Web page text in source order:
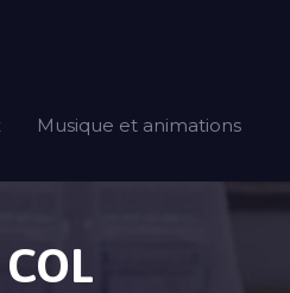
Musique et animations